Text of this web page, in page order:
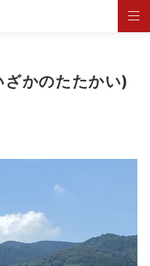
かのたたかい)